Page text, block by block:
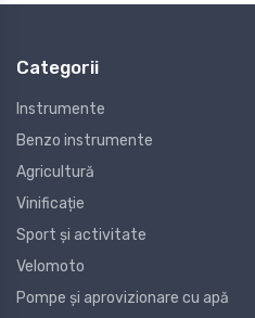
Categorii
Instrumente
Benzo instrumente
Agricultură
Vinificație
Sport și activitate
Velomoto
Pompe și aprovizionare cu apă